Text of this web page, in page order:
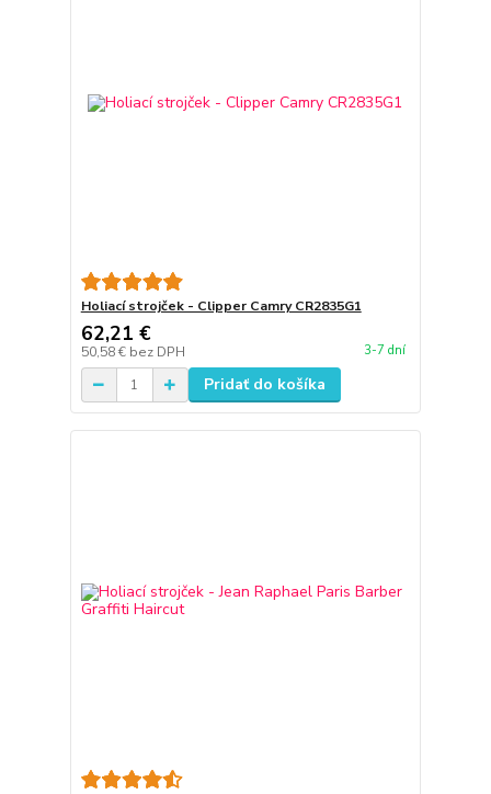
Holiací strojček - Clipper Camry CR2835G1
62,21 €
50,58 € bez DPH 3-7 dní
Pridať do košíka